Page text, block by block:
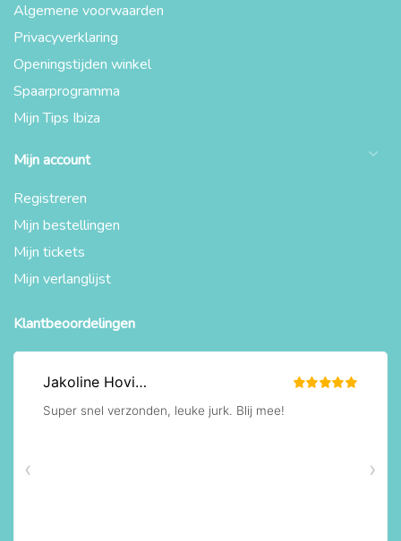
Algemene voorwaarden
Privacyverklaring
Openingstijden winkel
Spaarprogramma
Mijn Tips Ibiza
Mijn account
Registreren
Mijn bestellingen
Mijn tickets
Mijn verlanglijst
Klantbeoordelingen